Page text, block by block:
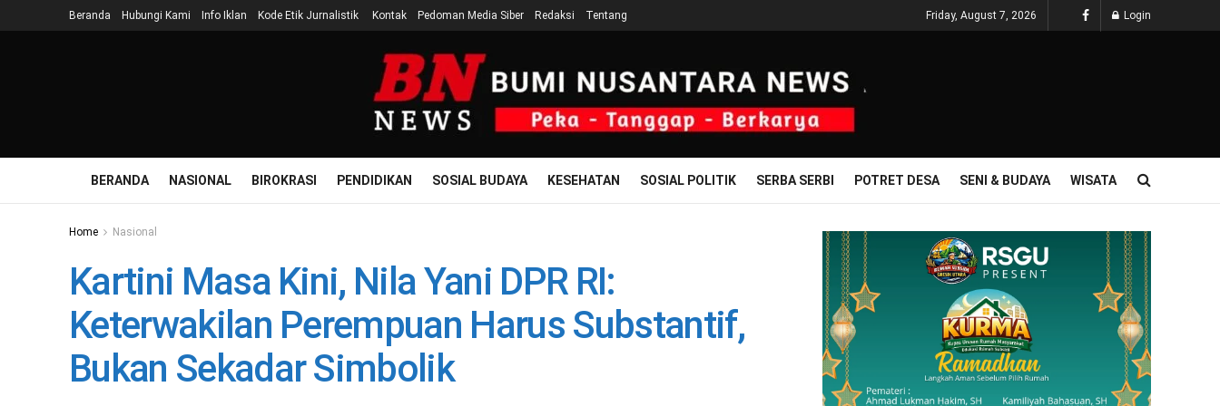
Beranda Hubungi Kami Info Iklan Kode Etik Jurnalistik Kontak Pedoman Media Siber Redaksi Tentang Friday, August 7, 2026 Login
BERANDA NASIONAL BIROKRASI PENDIDIKAN SOSIAL BUDAYA KESEHATAN SOSIAL POLITIK SERBA SERBI POTRET DESA SENI & BUDAYA WISATA
Home Nasional
Kartini Masa Kini, Nila Yani DPR RI:
Keterwakilan Perempuan Harus Substantif,
Bukan Sekadar Simbolik